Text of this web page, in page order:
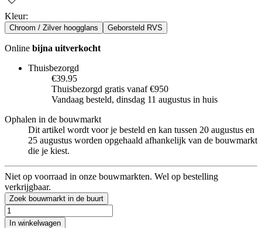
Kleur:
Chroom / Zilver hoogglans Geborsteld RVS
Online bijna uitverkocht
Thuisbezorgd
€39.95
Thuisbezorgd gratis vanaf €950
Vandaag besteld, dinsdag 11 augustus in huis
Ophalen in de bouwmarkt
Dit artikel wordt voor je besteld en kan tussen 20 augustus en
25 augustus worden opgehaald afhankelijk van de bouwmarkt
die je kiest.
Niet op voorraad in onze bouwmarkten. Wel op bestelling
verkrijgbaar.
Zoek bouwmarkt in de buurt
In winkelwagen